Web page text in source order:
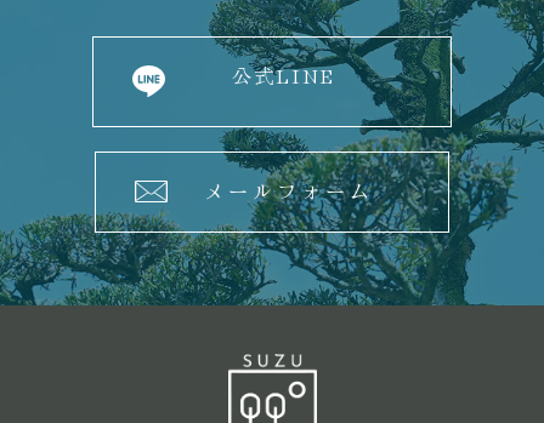
公式LINE
メールフォーム